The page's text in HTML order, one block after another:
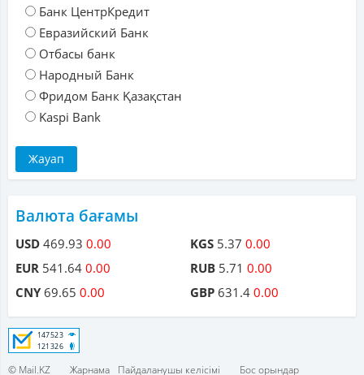
Банк ЦентрКредит
Евразийский Банк
Отбасы банк
Народный Банк
Фридом Банк Қазақстан
Kaspi Bank
Валюта бағамы
USD 469.93 0.00
EUR 541.64 0.00
CNY69.65 0.00
KGS 5.37 0.00
RUB 5.71 0.00
GBP 631.4 0.00
© Mail.KZ Жарнама Пайдаланушы келісімі Бос орындар